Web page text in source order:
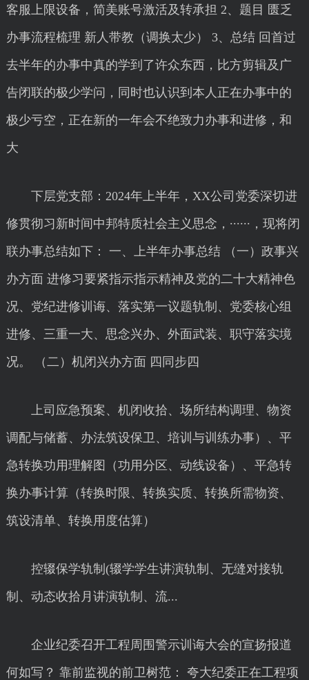
客服上限设备，简美账号激活及转承担 2、题目 匮乏
办事流程梳理 新人带教（调换太少） 3、总结 回首过
去半年的办事中真的学到了许众东西，比方剪辑及广
告闭联的极少学问，同时也认识到本人正在办事中的
极少亏空，正在新的一年会不绝致力办事和进修，和
大
下层党支部：2024年上半年，XX公司党委深切进
修贯彻习新时间中邦特质社会主义思念，······，现将闭
联办事总结如下： 一、上半年办事总结 （一）政事兴
办方面 进修习要紧指示指示精神及党的二十大精神色
况、党纪进修训诲、落实第一议题轨制、党委核心组
进修、三重一大、思念兴办、外面武装、职守落实境
况。 （二）机闭兴办方面 四同步四
上司应急预案、机闭收拾、场所结构调理、物资
调配与储蓄、办法筑设保卫、培训与训练办事）、平
急转换功用理解图（功用分区、动线设备）、平急转
换办事计算（转换时限、转换实质、转换所需物资、
筑设清单、转换用度估算）
控辍保学轨制(辍学学生讲演轨制、无缝对接轨
制、动态收拾月讲演轨制、流...
企业纪委召开工程周围警示训诲大会的宣扬报道
何如写？ 靠前监视的前卫树范： 夸大纪委正在工程项